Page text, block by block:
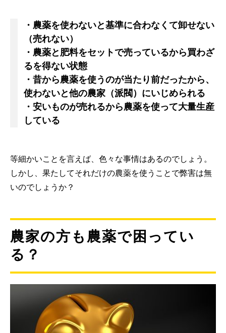
・農薬を使わないと基準に合わなくて卸せない
（売れない）
・農薬と肥料をセットで売っているから買わざ
るを得ない状態
・昔から農薬を使うのが当たり前だったから、
使わないと他の農家（派閥）にいじめられる
・安いものが売れるから農薬を使って大量生産
している
等細かいことを言えば、色々な事情はあるのでしょう。
しかし、果たしてそれだけの農薬を使うことで弊害は無
いのでしょうか？
農家の方も農薬で困ってい
る？